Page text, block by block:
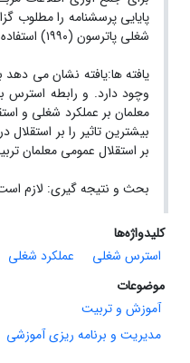
شغلی‌ پاترسون (١٩٩٠) استفاده‌ شد.
یافته ها:یافته نشان می
بیشترین تاثیر را بر
بر استقلال عمومی معلمان تربیت بدنی نیز با بتای 0/117- معنی داری دارد که نسبت
بحث و نتیجه گیری: لازم
کلیدواژه‌ها
استرس شغلی
عملکرد شغلی
موضوعات
آموزش و تربیت
مدیریت و برنامه ریزی آموزشی